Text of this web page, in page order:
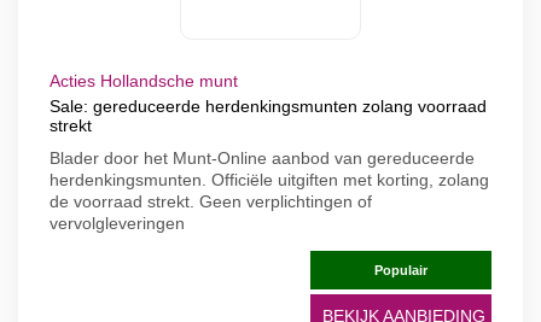
Acties Hollandsche munt
Sale: gereduceerde herdenkingsmunten zolang voorraad
strekt
Blader door het Munt-Online aanbod van gereduceerde
herdenkingsmunten. Officiële uitgiften met korting, zolang
de voorraad strekt. Geen verplichtingen of
vervolgleveringen
Populair
BEKIJK AANBIEDING